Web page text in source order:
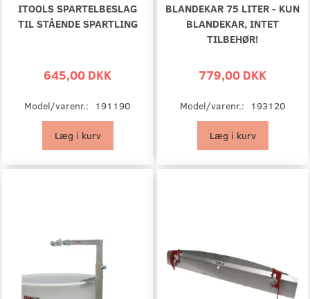
ITOOLS SPARTELBESLAG
TIL STÅENDE SPARTLING
645,00 DKK
Model/varenr.: 191190
Læg i kurv
BLANDEKAR 75 LITER - KUN
BLANDEKAR, INTET
TILBEHØR!
779,00 DKK
Model/varenr.: 193120
Læg i kurv